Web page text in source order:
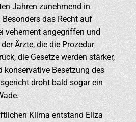
Jahren zunehmend in
das Recht auf
vehement angegriffen und
Ärzte, die die Prozedur
die Gesetze werden stärker,
konservative Besetzung des
droht bald sogar ein
Klima entstand Eliza